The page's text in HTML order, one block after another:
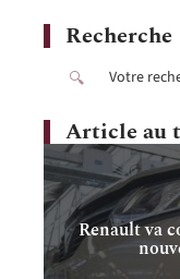
Recherche
Article au
Renault va